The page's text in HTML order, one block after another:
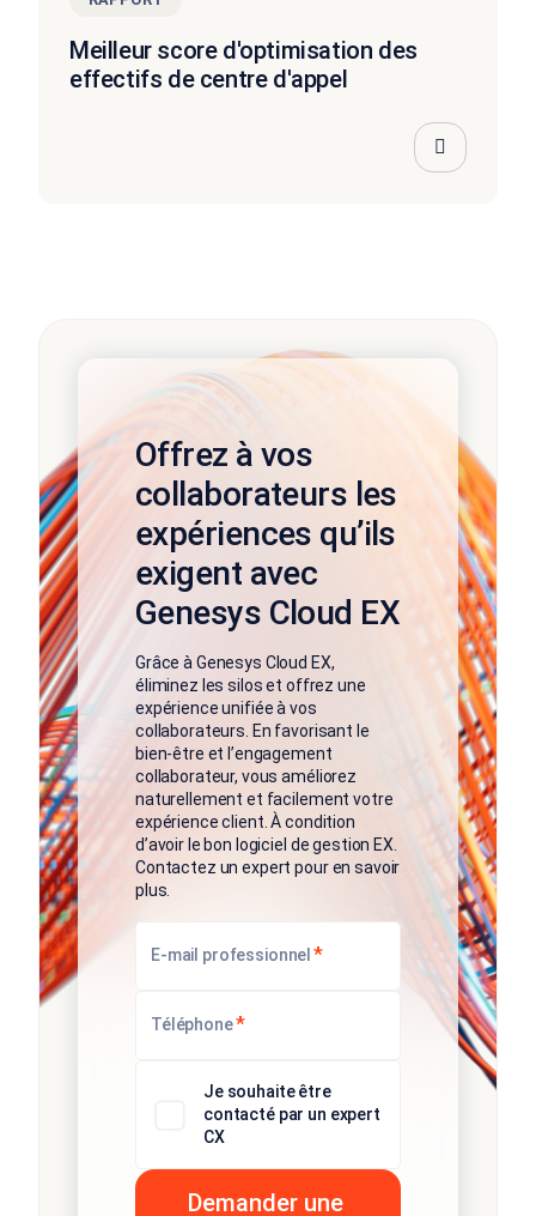
Meilleur score d'optimisation des
effectifs de centre d'appel
Offrez à vos
collaborateurs les
expériences qu’ils
exigent avec
Genesys Cloud EX
Grâce à Genesys Cloud EX,
éliminez les silos et offrez une
expérience unifiée à vos
collaborateurs. En favorisant le
bien-être et l’engagement
collaborateur, vous améliorez
naturellement et facilement votre
expérience client. À condition
d’avoir le bon logiciel de gestion EX.
Contactez un expert pour en savoir
plus.
E-mail professionnel *
Téléphone*
Je souhaite être
contacté par un expert
CX